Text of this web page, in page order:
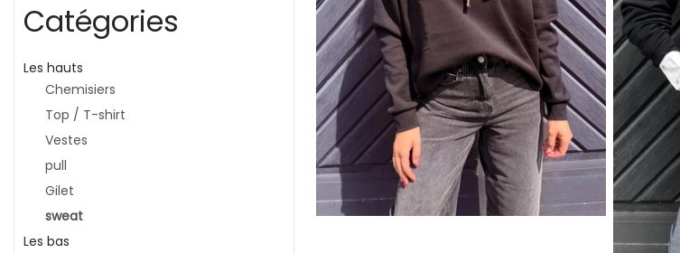
Catégories
Les hauts
Chemisiers
Top / T-shirt
Vestes
pull
Gilet
sweat
Les bas